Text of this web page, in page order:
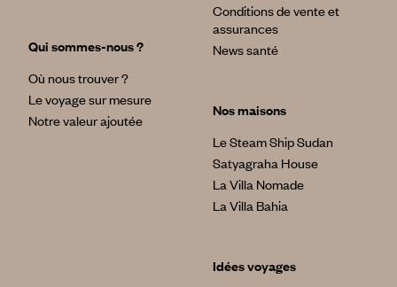
Qui sommes-nous ?
Où nous trouver ?
Le voyage sur mesure
Notre valeur ajoutée
Conditions de vente et
assurances
News santé
Nos maisons
Le Steam Ship Sudan
Satyagraha House
La Villa Nomade
La Villa Bahia
Idées voyages